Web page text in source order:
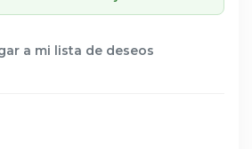
a mi lista de deseos